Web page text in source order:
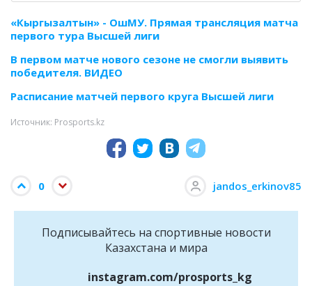
«Кыргызалтын» - ОшМУ. Прямая трансляция матча
первого тура Высшей лиги
В первом матче нового сезоне не смогли выявить
победителя. ВИДЕО
Расписание матчей первого круга Высшей лиги
Источник: Prosports.kz
0 jandos_erkinov85
Подписывайтесь на cпортивные новости
Казахстана и мира
instagram.com/prosports_kg